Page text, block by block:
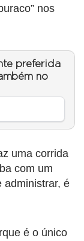
nos
preferida
no
uma corrida
com um
administrar, é
é o único